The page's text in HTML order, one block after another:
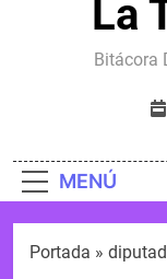
La
Bitácora
MENÚ
Portada »